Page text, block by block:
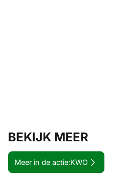
BEKIJK MEER
Meer in de actie:KWO